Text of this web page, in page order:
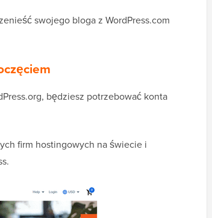
swojego bloga z WordPress.com
będziesz potrzebować konta
firm hostingowych na świecie i